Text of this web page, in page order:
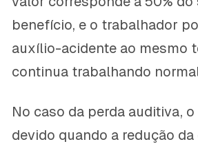
benefício, e o trabalhador
auxílio-acidente ao mesmo
continua trabalhando
No caso da perda auditiva,
devido quando a redução